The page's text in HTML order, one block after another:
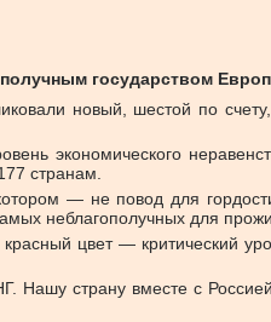
государством
новый, шестой по счету,
экономического
странам.
— не повод для
неблагополучных для
цвет — критический
страну вместе с